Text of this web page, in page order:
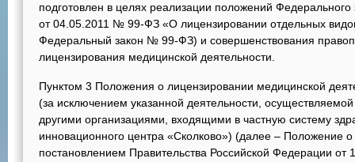
подготовлен в целях реализации положений Федерального
от 04.05.2011 № 99-ФЗ «О лицензировании отдельных
Федеральный закон № 99-ФЗ) и совершенствования
лицензирования медицинской деятельности.
Пунктом 3 Положения о лицензировании медицинской
(за исключением указанной деятельности,
другими организациями, входящими в частную систему
инновационного центра «Сколково») (далее – Положение
постановлением Правительства Российской Федерации